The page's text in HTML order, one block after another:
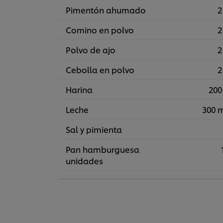
Pimentón ahumado
Comino en polvo
Polvo de ajo
Cebolla en polvo
Harina
Leche
300
Sal y pimienta
Pan hamburguesa
unidades